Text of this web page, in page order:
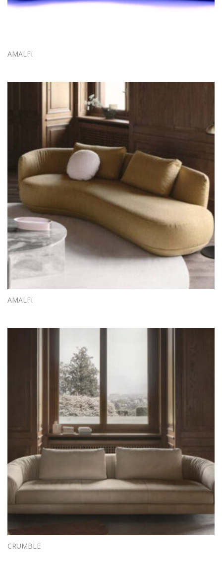
AMALFI
AMALFI
CRUMBLE